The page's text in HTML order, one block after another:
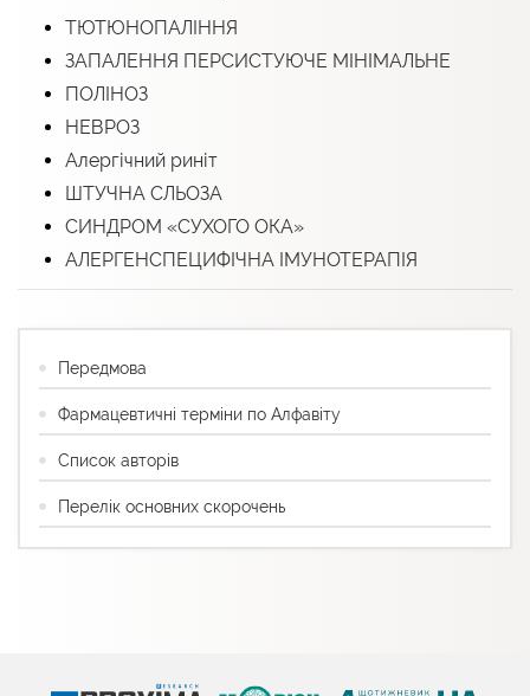
ТЮТЮНОПАЛІННЯ
ЗАПАЛЕННЯ ПЕРСИСТУЮЧЕ МІНІМАЛЬНЕ
ПОЛІНОЗ
НЕВРОЗ
Алергічний риніт
ШТУЧНА СЛЬОЗА
СИНДРОМ «СУХОГО ОКА»
АЛЕРГЕНСПЕЦИФІЧНА ІМУНОТЕРАПІЯ
Передмова
Фармацевтичні терміни по Алфавіту
Список авторів
Перелік основних скорочень